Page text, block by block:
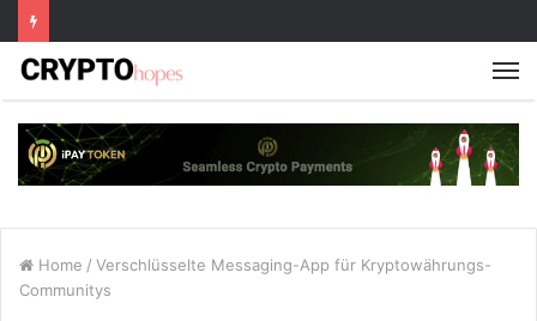
Home / Verschlüsselte Messaging-App für Kryptowährungs-
Communitys